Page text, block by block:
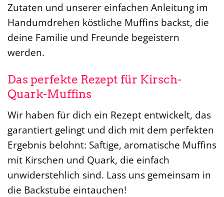
Zutaten und unserer einfachen Anleitung im
Handumdrehen köstliche Muffins backst, die
deine Familie und Freunde begeistern
werden.
Das perfekte Rezept für Kirsch-
Quark-Muffins
Wir haben für dich ein Rezept entwickelt, das
garantiert gelingt und dich mit dem perfekten
Ergebnis belohnt: Saftige, aromatische Muffins
mit Kirschen und Quark, die einfach
unwiderstehlich sind. Lass uns gemeinsam in
die Backstube eintauchen!